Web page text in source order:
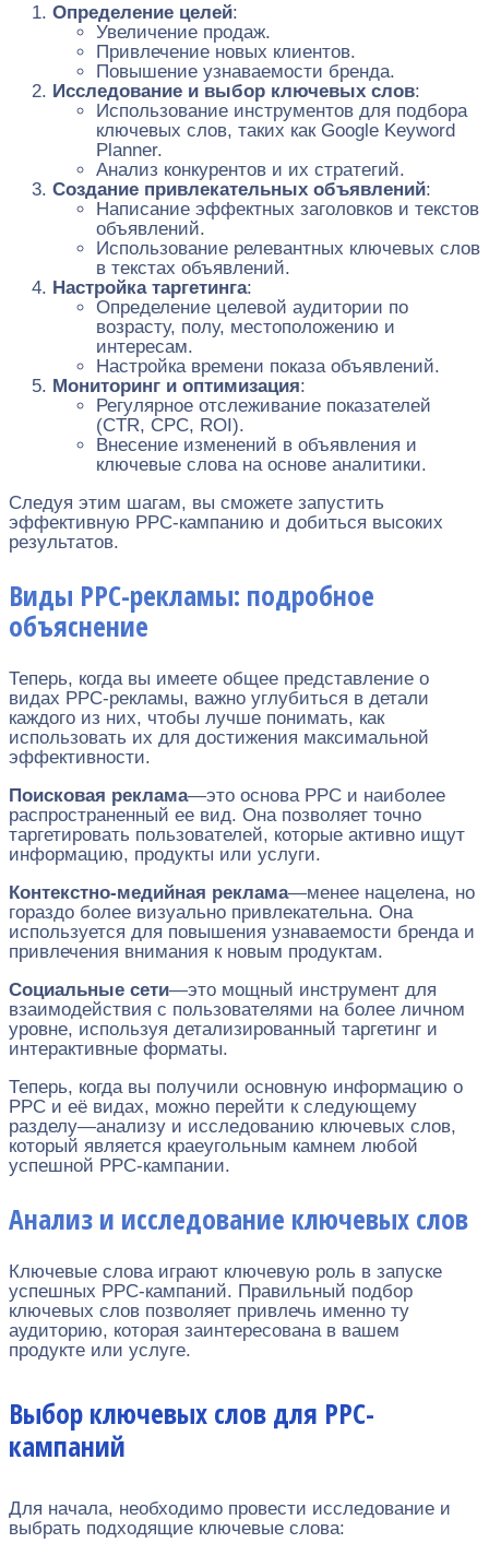
Определение целей:
Увеличение продаж.
Привлечение новых клиентов.
Повышение узнаваемости бренда.
Исследование и выбор ключевых слов:
Использование инструментов для подбора
ключевых слов, таких как Google Keyword
Planner.
Анализ конкурентов и их стратегий.
Создание привлекательных объявлений:
Написание эффектных заголовков и текстов
объявлений.
Использование релевантных ключевых слов
в текстах объявлений.
Настройка таргетинга:
Определение целевой аудитории по
возрасту, полу, местоположению и
интересам.
Настройка времени показа объявлений.
Мониторинг и оптимизация:
Регулярное отслеживание показателей
(CTR, CPC, ROI).
Внесение изменений в объявления и
ключевые слова на основе аналитики.
Следуя этим шагам, вы сможете запустить
эффективную PPC-кампанию и добиться высоких
результатов.
Виды PPC-рекламы: подробное
объяснение
Теперь, когда вы имеете общее представление о
видах PPC-рекламы, важно углубиться в детали
каждого из них, чтобы лучше понимать, как
использовать их для достижения максимальной
эффективности.
Поисковая реклама—это основа PPC и наиболее
распространенный ее вид. Она позволяет точно
таргетировать пользователей, которые активно ищут
информацию, продукты или услуги.
Контекстно-медийная реклама—менее нацелена, но
гораздо более визуально привлекательна. Она
используется для повышения узнаваемости бренда и
привлечения внимания к новым продуктам.
Социальные сети—это мощный инструмент для
взаимодействия с пользователями на более личном
уровне, используя детализированный таргетинг и
интерактивные форматы.
Теперь, когда вы получили основную информацию о
PPC и её видах, можно перейти к следующему
разделу—анализу и исследованию ключевых слов,
который является краеугольным камнем любой
успешной PPC-кампании.
Анализ и исследование ключевых слов
Ключевые слова играют ключевую роль в запуске
успешных PPC-кампаний. Правильный подбор
ключевых слов позволяет привлечь именно ту
аудиторию, которая заинтересована в вашем
продукте или услуге.
Выбор ключевых слов для PPC-
кампаний
Для начала, необходимо провести исследование и
выбрать подходящие ключевые слова: